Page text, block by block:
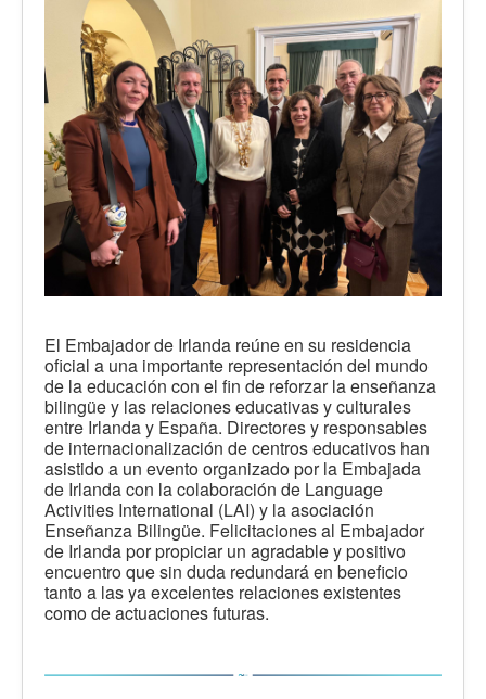
El Embajador de Irlanda reúne en su residencia
oficial a una importante representación del mundo
de la educación con el fin de reforzar la enseñanza
bilingüe y las relaciones educativas y culturales
entre Irlanda y España. Directores y responsables
de internacionalización de centros educativos han
asistido a un evento organizado por la Embajada
de Irlanda con la colaboración de Language
Activities International (LAI) y la asociación
Enseñanza Bilingüe. Felicitaciones al Embajador
de Irlanda por propiciar un agradable y positivo
encuentro que sin duda redundará en beneficio
tanto a las ya excelentes relaciones existentes
como de actuaciones futuras.